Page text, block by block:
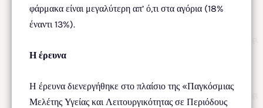
φάρμακα είναι μεγαλύτερη απ’ ό,τι στα αγόρια (18%
έναντι 13%).
Η έρευνα
Η έρευνα διενεργήθηκε στο πλαίσιο της «Παγκόσμιας
Μελέτης Υγείας και Λειτουργικότητας σε Περιόδους